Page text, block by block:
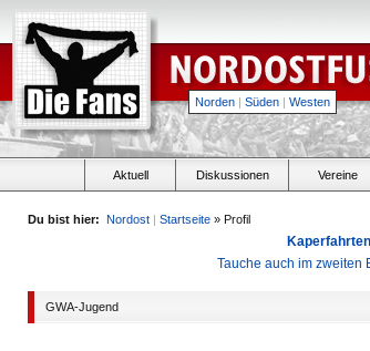
Norden | Süden | Westen
Aktuell Diskussionen Vereine
Du bist hier: Nordost | Startseite » Profil
Tauche auch im zweiten
GWA-Jugend